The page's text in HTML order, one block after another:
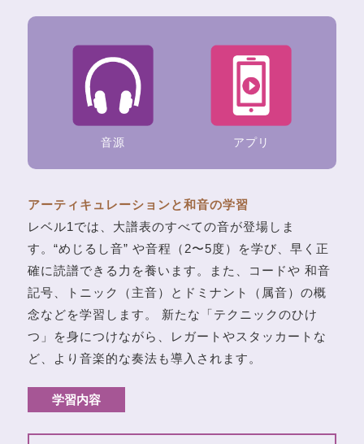
音源 アプリ
アーティキュレーションと和音の学習
レベル1では、大譜表のすべての音が登場しま
す。“めじるし音” や音程（2〜5度）を学び、早く正
確に読譜できる力を養います。また、コードや 和音
記号、トニック（主音）とドミナント（属音）の概
念などを学習します。 新たな「テクニックのひけ
つ」を身につけながら、レガートやスタッカートな
ど、より音楽的な奏法も導入されます。
学習内容